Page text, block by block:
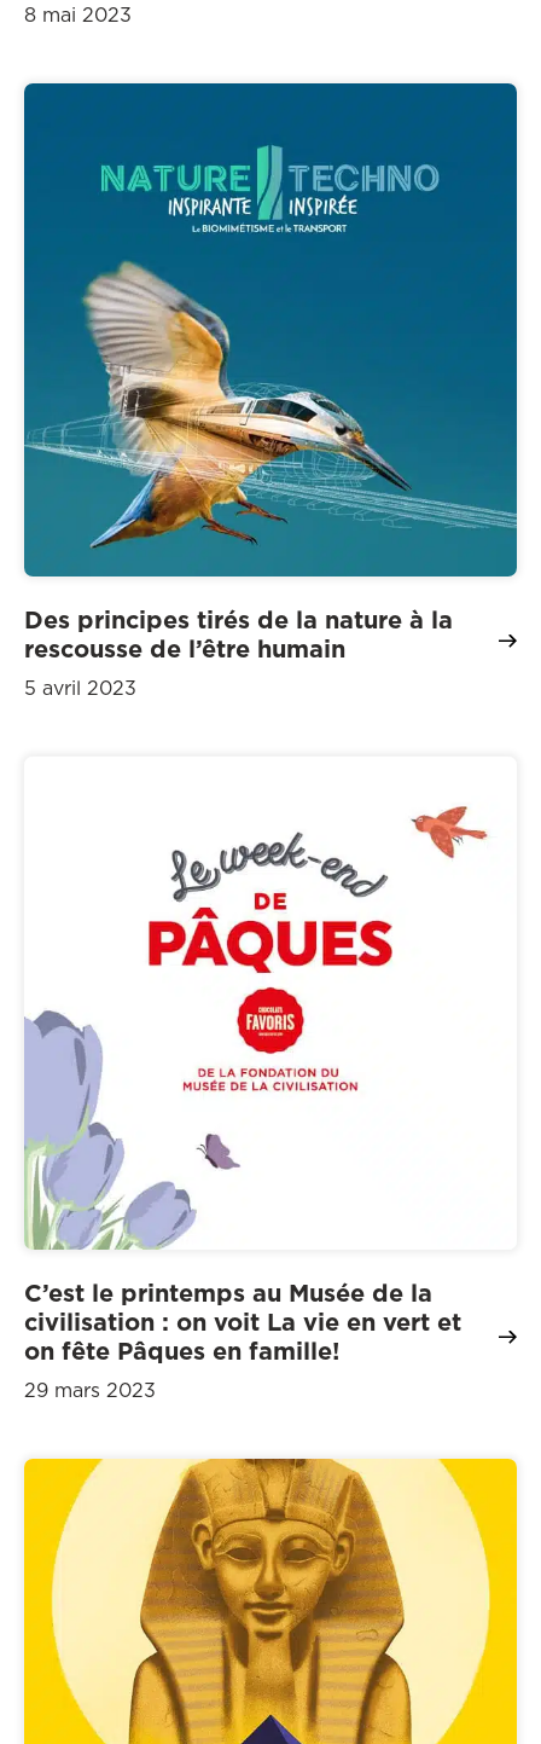
8 mai 2023
Des principes tirés de la nature à la
rescousse de l’être humain
5 avril 2023
C’est le printemps au Musée de la
civilisation : on voit La vie en vert et
on fête Pâques en famille!
29 mars 2023